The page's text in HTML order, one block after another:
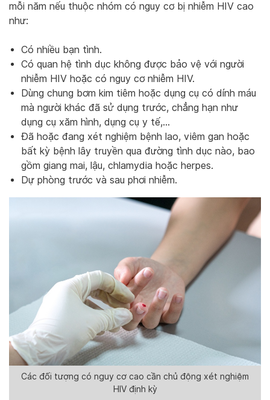
mỗi năm nếu thuộc nhóm có nguy cơ bị nhiễm HIV cao
như:
Có nhiều bạn tình.
Có quan hệ tình dục không được bảo vệ với người
nhiễm HIV hoặc có nguy cơ nhiễm HIV.
Dùng chung bơm kim tiêm hoặc dụng cụ có dính máu
mà người khác đã sử dụng trước, chẳng hạn như
dụng cụ xăm hình, dụng cụ y tế,…
Đã hoặc đang xét nghiệm bệnh lao, viêm gan hoặc
bất kỳ bệnh lây truyền qua đường tình dục nào, bao
gồm giang mai, lậu, chlamydia hoặc herpes.
Dự phòng trước và sau phơi nhiễm.
Các đối tượng có nguy cơ cao cần chủ động xét nghiệm
HIV định kỳ